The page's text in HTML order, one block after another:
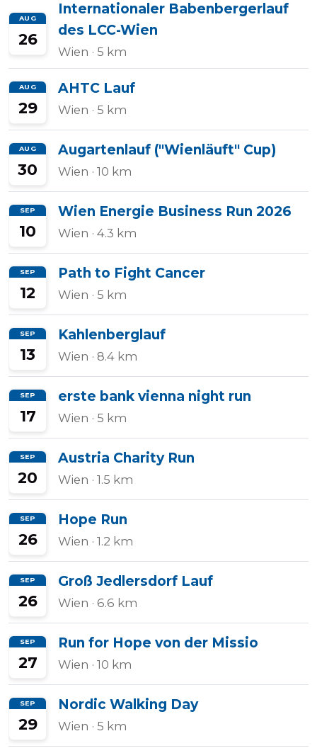
AUG
26
Internationaler Babenbergerlauf
des LCC-Wien
Wien · 5 km
AUG
29
AHTC Lauf
Wien · 5 km
AUG
30
Augartenlauf ("Wienläuft" Cup)
Wien · 10 km
SEP
10
Wien Energie Business Run 2026
Wien · 4.3 km
SEP
12
Path to Fight Cancer
Wien · 5 km
SEP
13
Kahlenberglauf
Wien · 8.4 km
SEP
17
erste bank vienna night run
Wien · 5 km
SEP
20
Austria Charity Run
Wien · 1.5 km
SEP
26
Hope Run
Wien · 1.2 km
SEP
26
Groß Jedlersdorf Lauf
Wien · 6.6 km
SEP
27
Run for Hope von der Missio
Wien · 10 km
SEP
29
Nordic Walking Day
Wien · 5 km